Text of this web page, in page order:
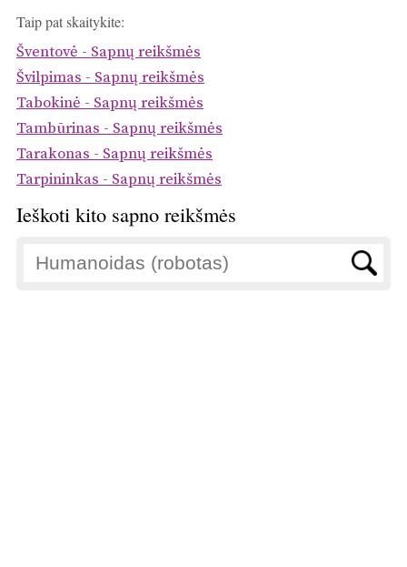
Taip pat skaitykite:
Šventovė - Sapnų reikšmės
Švilpimas - Sapnų reikšmės
Tabokinė - Sapnų reikšmės
Tambūrinas - Sapnų reikšmės
Tarakonas - Sapnų reikšmės
Tarpininkas - Sapnų reikšmės
Ieškoti kito sapno reikšmės